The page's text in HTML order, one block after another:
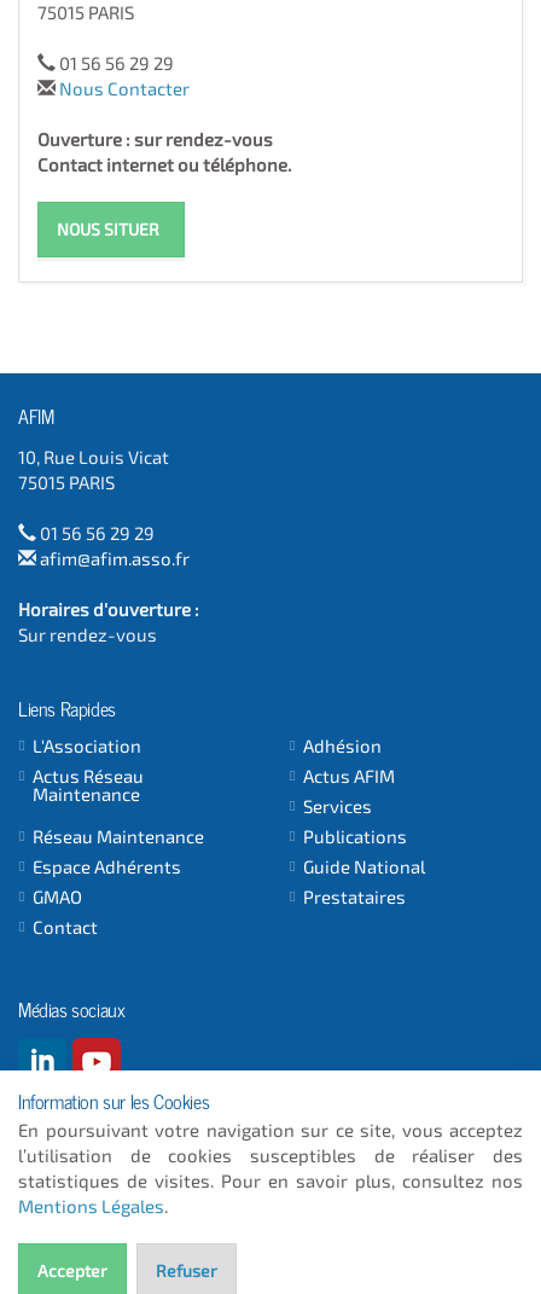
75015 PARIS
01 56 56 29 29
Nous Contacter
Ouverture : sur rendez-vous
Contact internet ou téléphone.
NOUS SITUER
AFIM
10, Rue Louis Vicat
75015 PARIS
01 56 56 29 29
afim@afim.asso.fr
Horaires d'ouverture :
Sur rendez-vous
Liens Rapides
L'Association
Adhésion
Actus Réseau
Maintenance
Actus AFIM
Services
Réseau Maintenance
Publications
Espace Adhérents
Guide National
GMAO
Prestataires
Contact
Médias sociaux
© 2026 - ICC INFORMATIQUE
Plan du site
Information sur les Cookies
En poursuivant votre navigation sur ce site, vous acceptez
l’utilisation de cookies susceptibles de réaliser des
statistiques de visites. Pour en savoir plus, consultez nos
Mentions Légales.
Accepter Refuser